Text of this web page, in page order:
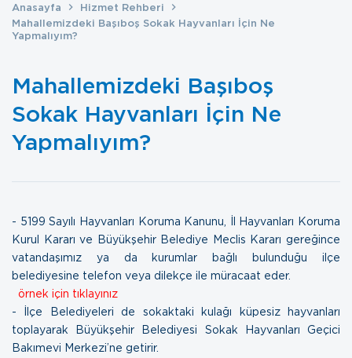
Anasayfa
Hizmet Rehberi
Mahallemizdeki Başıboş Sokak Hayvanları İçin Ne
Yapmalıyım?
Mahallemizdeki Başıboş
Sokak Hayvanları İçin Ne
Yapmalıyım?
- 5199 Sayılı Hayvanları Koruma Kanunu, İl Hayvanları Koruma
Kurul Kararı ve Büyükşehir Belediye Meclis Kararı gereğince
vatandaşımız ya da kurumlar bağlı bulunduğu ilçe
belediyesine telefon veya dilekçe ile müracaat eder.
örnek için tıklayınız
- İlçe Belediyeleri de sokaktaki kulağı küpesiz hayvanları
toplayarak Büyükşehir Belediyesi Sokak Hayvanları Geçici
Bakımevi Merkezi’ne getirir.